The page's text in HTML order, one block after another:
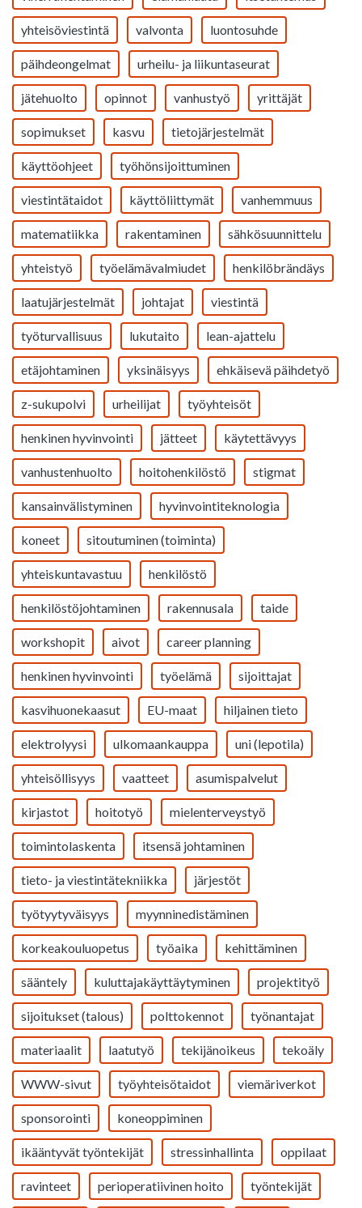
yhteisöviestintä valvonta luontosuhde
päihdeongelmat urheilu- ja liikuntaseurat
jätehuolto opinnot vanhustyö yrittäjät
sopimukset kasvu tietojärjestelmät
käyttöohjeet työhönsijoittuminen
viestintätaidot käyttöliittymät vanhemmuus
matematiikka rakentaminen sähkösuunnittelu
yhteistyö työelämävalmiudet henkilöbrändäys
laatujärjestelmät johtajat viestintä
työturvallisuus lukutaito lean-ajattelu
etäjohtaminen yksinäisyys ehkäisevä päihdetyö
z-sukupolvi urheilijat työyhteisöt
henkinen hyvinvointi jätteet käytettävyys
vanhustenhuolto hoitohenkilöstö stigmat
kansainvälistyminen hyvinvointiteknologia
koneet sitoutuminen (toiminta)
yhteiskuntavastuu henkilöstö
henkilöstöjohtaminen rakennusala taide
workshopit aivot career planning
henkinen hyvinvointi työelämä sijoittajat
kasvihuonekaasut EU-maat hiljainen tieto
elektrolyysi ulkomaankauppa uni (lepotila)
yhteisöllisyys vaatteet asumispalvelut
kirjastot hoitotyö mielenterveystyö
toimintolaskenta itsensä johtaminen
tieto- ja viestintätekniikka järjestöt
työtyytyväisyys myynninedistäminen
korkeakouluopetus työaika kehittäminen
sääntely kuluttajakäyttäytyminen projektityö
sijoitukset (talous) polttokennot työnantajat
materiaalit laatutyö tekijänoikeus tekoäly
WWW-sivut työyhteisötaidot viemäriverkot
sponsorointi koneoppiminen
ikääntyvät työntekijät stressinhallinta oppilaat
ravinteet perioperatiivinen hoito työntekijät